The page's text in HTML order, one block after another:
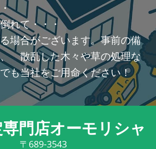
れて・・・
場合がございます。事前の備
散乱した木々や草の処理な
も当社をご用命ください！
門店オーモリシャ
〒689-3543